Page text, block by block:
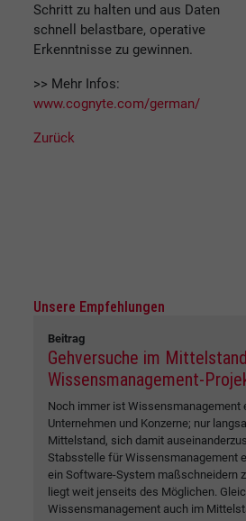
Schritt zu halten und aus Daten
schnell belastbare, operative
Erkenntnisse zu gewinnen.
>> Mehr Infos:
www.cognyte.com/german/
Zurück
Unsere Empfehlungen
Beitrag
Gehversuche im
Wissensmanagement-
Noch immer ist Wissensmanagement
Unternehmen und Konzerne; nur
Mittelstand, sich damit
Stabsstelle für Wissensmanagement
ein Software-System maßschneidern
liegt weit jenseits des Möglichen.
Wissensmanagement auch im